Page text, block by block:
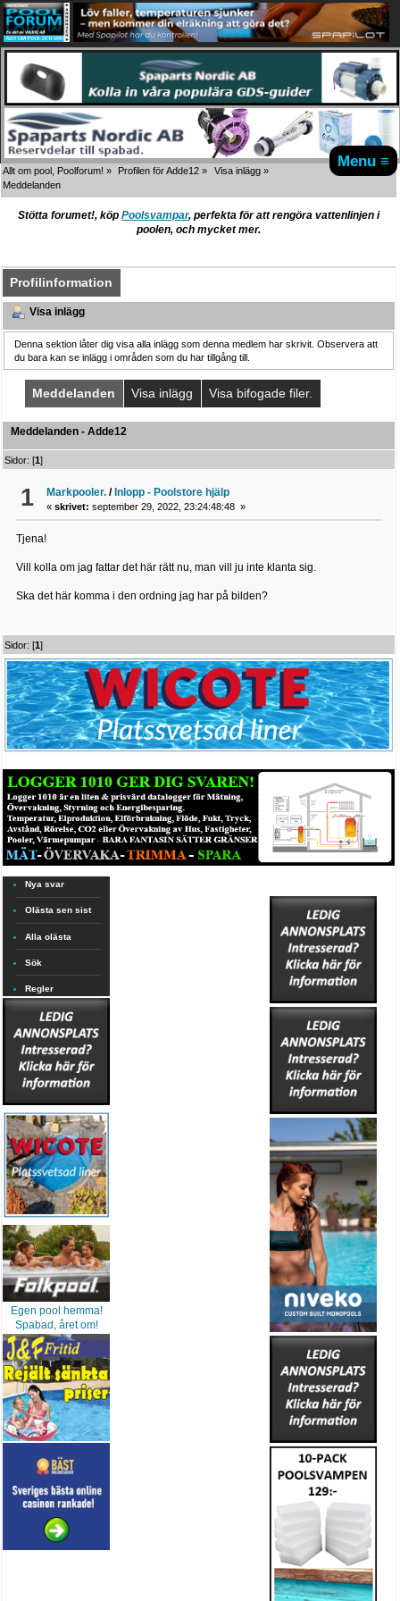
Menu ≡
Allt om pool, Poolforum! » Profilen för Adde12 » Visa inlägg»
Meddelanden
Stötta forumet!, köp Poolsvampar, perfekta för att rengöra vattenlinjen i
poolen, och mycket mer.
Profilinformation
Visa inlägg
Denna sektion låter dig visa alla inlägg som denna medlem har skrivit. Observera att
du bara kan se inlägg i områden som du har tillgång till.
Meddelanden Visa inlägg Visa bifogade filer.
Meddelanden - Adde12
Sidor: [1]
1 Markpooler. / Inlopp - Poolstore hjälp
«skrivet: september 29, 2022, 23:24:48:48 »
Tjena!
Vill kolla om jag fattar det här rätt nu, man vill ju inte klanta sig.
Ska det här komma i den ordning jag har på bilden?
Sidor: [1]
Nya svar
Olästa sen sist
Alla olästa
Sök
Regler
Egen pool hemma!
Spabad, året om!